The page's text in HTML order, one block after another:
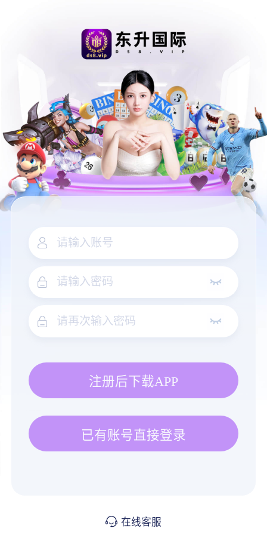
注册后下载APP
已有账号直接登录
在线客服